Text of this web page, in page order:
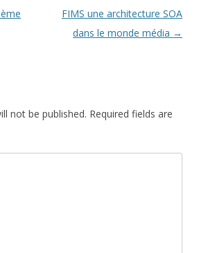
FIMS une architecture SOA
dans le monde média →
not be published. Required fields are